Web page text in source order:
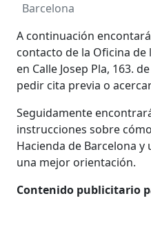
Barcelona
A continuación
contacto de la Oficina de
en Calle Josep Pla, 163.
pedir cita previa o
Seguidamente
instrucciones sobre
Hacienda de Barcelona y
una mejor orientación.
Contenido publicitario